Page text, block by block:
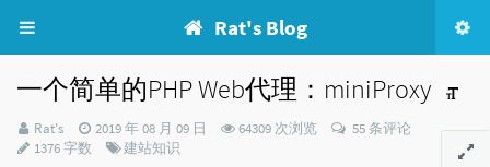
Rat's Blog
一个简单的PHP Web代理：miniProxy
博
主：
Rat's
发
布
2019 年 08 月 09 日 64309 次浏览
55 条评论
1376 字数
分
建站知识